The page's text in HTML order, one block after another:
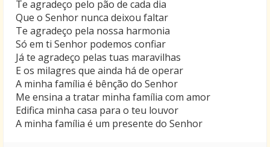
Te agradeço pelo pão de cada dia
Que o Senhor nunca deixou faltar
Te agradeço pela nossa harmonia
Só em ti Senhor podemos confiar
Já te agradeço pelas tuas maravilhas
E os milagres que ainda há de operar
A minha família é bênção do Senhor
Me ensina a tratar minha família com amor
Edifica minha casa para o teu louvor
A minha família é um presente do Senhor